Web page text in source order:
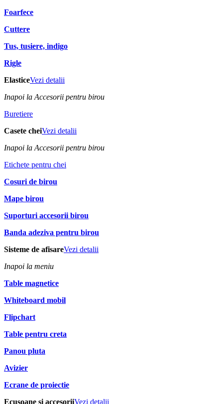
Foarfece
Cuttere
Tus, tusiere, indigo
Rigle
ElasticeVezi detalii
Inapoi la Accesorii pentru birou
Buretiere
Casete cheiVezi detalii
Inapoi la Accesorii pentru birou
Etichete pentru chei
Cosuri de birou
Mape birou
Suporturi accesorii birou
Banda adeziva pentru birou
Sisteme de afisareVezi detalii
Inapoi la meniu
Table magnetice
Whiteboard mobil
Flipchart
Table pentru creta
Panou pluta
Avizier
Ecrane de proiectie
Ecusoane si accesoriiVezi detalii